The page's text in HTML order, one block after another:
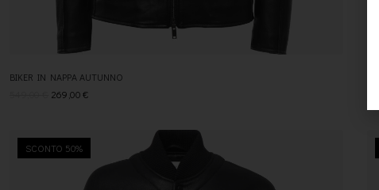
BIKER IN NAPPA AUTUNNO
269,00€
SCONTO 50%